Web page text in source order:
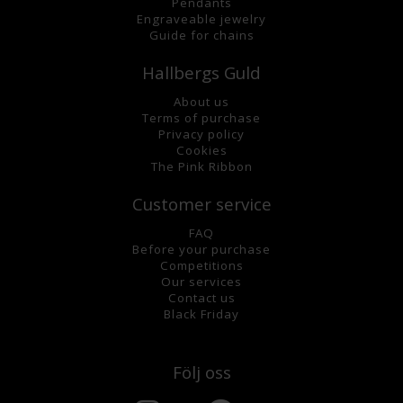
Engraveable jewelry
Guide for chains
Hallbergs Guld
About us
Terms of purchase
Privacy policy
Cookies
The Pink Ribbon
Customer service
FAQ
Before your purchase
Competitions
Our services
Contact us
Black Friday
Följ oss